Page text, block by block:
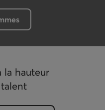
reseau
la hauteur